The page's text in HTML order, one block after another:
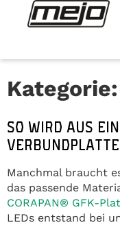
Kategorie:
SO WIRD AUS
Manchmal braucht
das passende
CORAPAN® GFK-
LEDs entstand bei